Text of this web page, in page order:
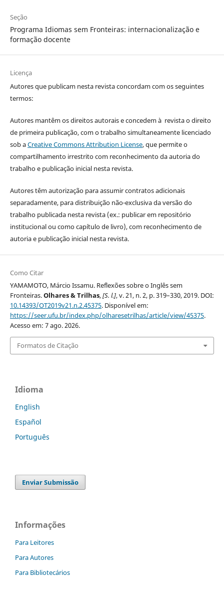
Seção
Programa Idiomas sem Fronteiras: internacionalização e
formação docente
Licença
Autores que publicam nesta revista concordam com os seguintes
termos:
Autores mantêm os direitos autorais e concedem à revista o direito
de primeira publicação, com o trabalho simultaneamente licenciado
sob aCreative Commons Attribution License, que permite o
compartilhamento irrestrito com reconhecimento da autoria do
trabalho e publicação inicial nesta revista.
Autores têm autorização para assumir contratos adicionais
separadamente, para distribuição não-exclusiva da versão do
trabalho publicada nesta revista (ex.: publicar em repositório
institucional ou como capítulo de livro), com reconhecimento de
autoria e publicação inicial nesta revista.
Como Citar
YAMAMOTO, Márcio Issamu. Reflexões sobre o Inglês sem
Fronteiras.Olhares & Trilhas,[S. l.], v. 21, n. 2, p. 319–330, 2019. DOI:
10.14393/OT2019v21.n.2.45375. Disponível em:
https://seer.ufu.br/index.php/olharesetrilhas/article/view/45375.
Acesso em: 7 ago. 2026.
Formatos de Citação
Idioma
English
Español
Português
Enviar Submissão
Informações
Para Leitores
Para Autores
Para Bibliotecários